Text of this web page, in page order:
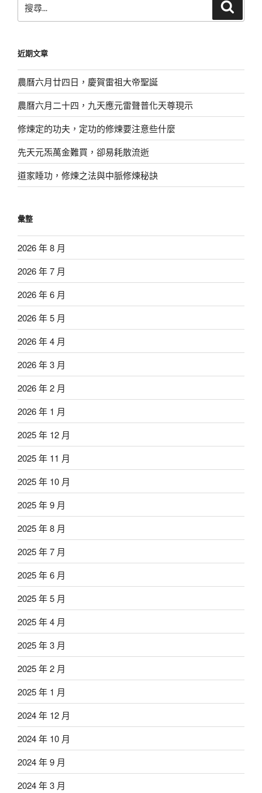
尋
字:
近期文章
農曆六月廿四日，慶賀雷祖大帝聖誕
農曆六月二十四，九天應元雷聲普化天尊現示
修煉定的功夫，定功的修煉要注意些什麼
先天元炁萬金難買，卻易耗散流逝
道家睡功，修煉之法與中脈修煉秘訣
彙整
2026 年 8 月
2026 年 7 月
2026 年 6 月
2026 年 5 月
2026 年 4 月
2026 年 3 月
2026 年 2 月
2026 年 1 月
2025 年 12 月
2025 年 11 月
2025 年 10 月
2025 年 9 月
2025 年 8 月
2025 年 7 月
2025 年 6 月
2025 年 5 月
2025 年 4 月
2025 年 3 月
2025 年 2 月
2025 年 1 月
2024 年 12 月
2024 年 10 月
2024 年 9 月
2024 年 3 月